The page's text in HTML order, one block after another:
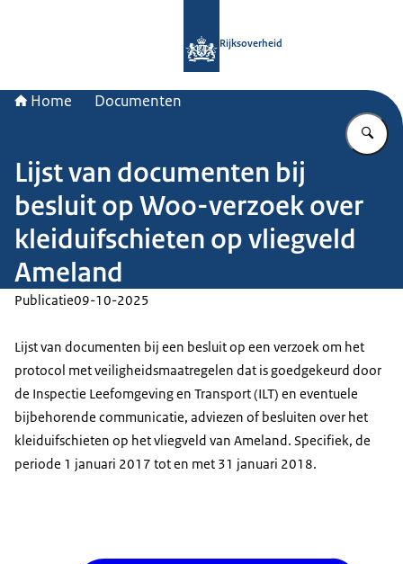
Rijksoverheid
Home Documenten
Lijst van documenten bij
besluit op Woo-verzoek over
kleiduifschieten op vliegveld
Ameland
Publicatie09-10-2025
Lijst van documenten bij een besluit op een verzoek om het
protocol met veiligheidsmaatregelen dat is goedgekeurd door
de Inspectie Leefomgeving en Transport (ILT) en eventuele
bijbehorende communicatie, adviezen of besluiten over het
kleiduifschieten op het vliegveld van Ameland. Specifiek, de
periode 1 januari 2017 tot en met 31 januari 2018.